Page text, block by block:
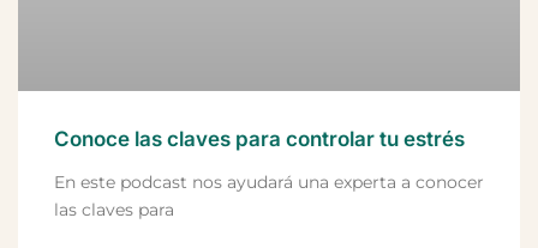
Conoce las claves para controlar tu estrés
En este podcast nos ayudará una experta a conocer
las claves para